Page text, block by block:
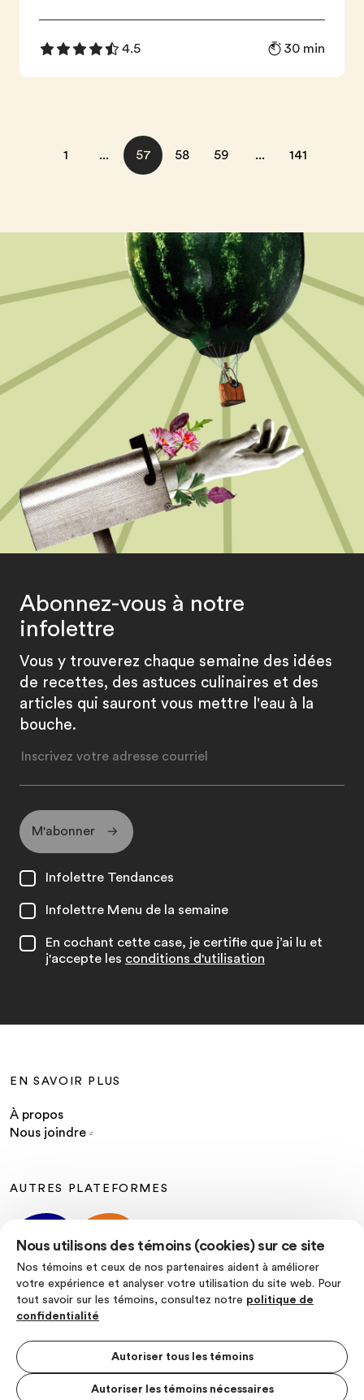
4.5 30 min
1 ... 57 58 59 ... 141
Nous utilisons des témoins (cookies) sur ce site
Nos témoins et ceux de nos partenaires aident à améliorer
votre expérience et analyser votre utilisation du site web. Pour
tout savoir sur les témoins, consultez notre politique de
confidentialité
Autoriser tous les témoins
Autoriser les témoins nécessaires
Abonnez-vous à notre
infolettre
Vous y trouverez chaque semaine des idées
de recettes, des astuces culinaires et des
articles qui sauront vous mettre l'eau à la
bouche.
M'abonner
Infolettre Tendances
Infolettre Menu de la semaine
En cochant cette case, je certifie que j’ai lu et
j'accepte les conditions d'utilisation
EN SAVOIR PLUS
À propos
Nous joindre
AUTRES PLATEFORMES